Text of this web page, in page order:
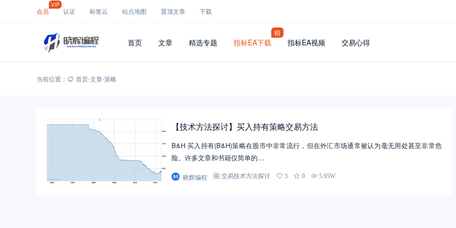
会员
VIP
认证 标签云 站点地图 置顶文章 下载
首页 文章 精选专题 指标EA下载
精
指标EA视频 交易心得
当前位置： 首页-文章-策略
【技术方法探讨】买入持有策略交易方法
B&H 买入持有(B&H)策略在股市中非常流行，但在外汇市场通常被认为毫无用处甚至非常危
险。许多文章和书籍仅简单的…
晓辉编程 交易技术方法探讨 3 0 5.95W